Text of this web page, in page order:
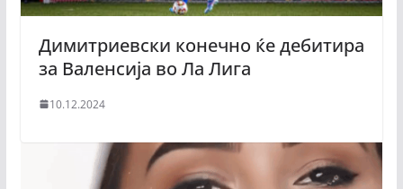
Димитриевски конечно ќе дебитира
за Валенсија во Ла Лига
10.12.2024